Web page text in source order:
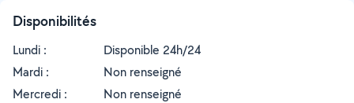
Disponibilités
Lundi :
Disponible 24h/24
Mardi :
Non renseigné
Mercredi :
Non renseigné